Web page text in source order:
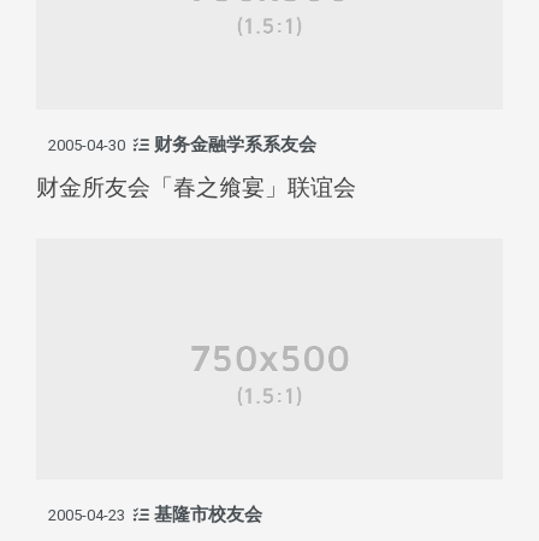
2005-04-30 财务金融学系系友会
财金所友会「春之飨宴」联谊会
2005-04-23 基隆市校友会